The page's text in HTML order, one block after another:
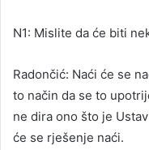
N1: Mislite da će biti
Radončić: Naći će se
to način da se to
ne dira ono što je
će se rješenje naći.